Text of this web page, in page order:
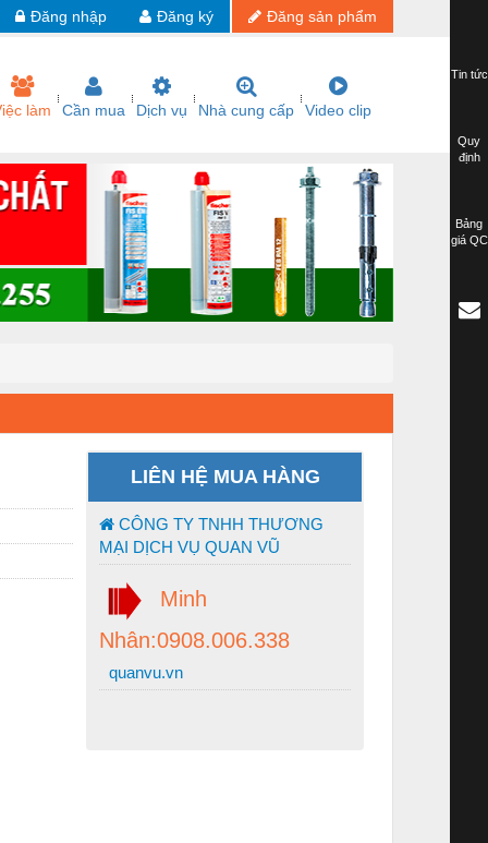
Đăng sản phẩm
Đăng ký
Đăng nhập
làm Cần mua Dịch vụ Nhà cung cấp Video clip
LIÊN HỆ MUA HÀNG
CÔNG TY TNHH THƯƠNG
MẠI DỊCH VỤ QUAN VŨ
Minh
Nhân:0908.006.338
quanvu.vn
Tin tức
Quy
định
Bảng
giá QC